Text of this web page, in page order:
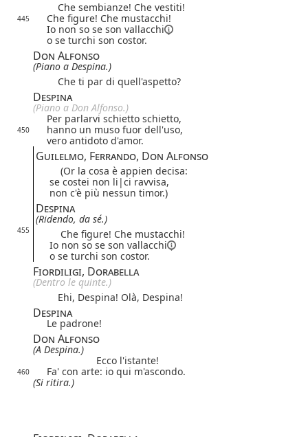
Che sembianze! Che vestiti!
445
Che figure! Che mustacchi!
Io non so se son vallacchi
o se turchi son costor.
Don Alfonso
(Piano a Despina.)
Che ti par di quell'aspetto?
Despina
(Piano a Don Alfonso.)
Per parlarvi schietto schietto,
450
hanno un muso fuor dell'uso,
vero antidoto d'amor.
Guilelmo, Ferrando, Don Alfonso
(Or la cosa è appien decisa:
se costei non li|ci ravvisa,
non c'è più nessun timor.)
Despina
(Ridendo, da sé.)
455
Che figure! Che mustacchi!
Io non so se son vallacchi
o se turchi son costor.
Fiordiligi, Dorabella
(Dentro le quinte.)
Ehi, Despina! Olà, Despina!
Despina
Le padrone!
Don Alfonso
(A Despina.)
Ecco l'istante!
460
Fa' con arte: io qui m'ascondo.
(Si ritira.)